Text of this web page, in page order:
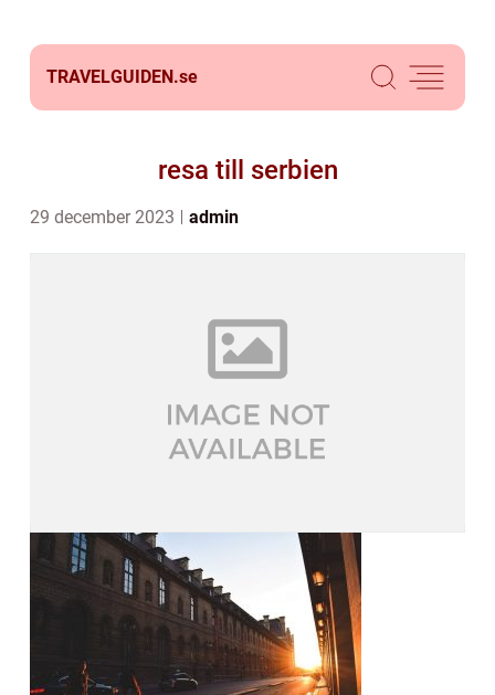
TRAVELGUIDEN.se
resa till serbien
29 december 2023 admin